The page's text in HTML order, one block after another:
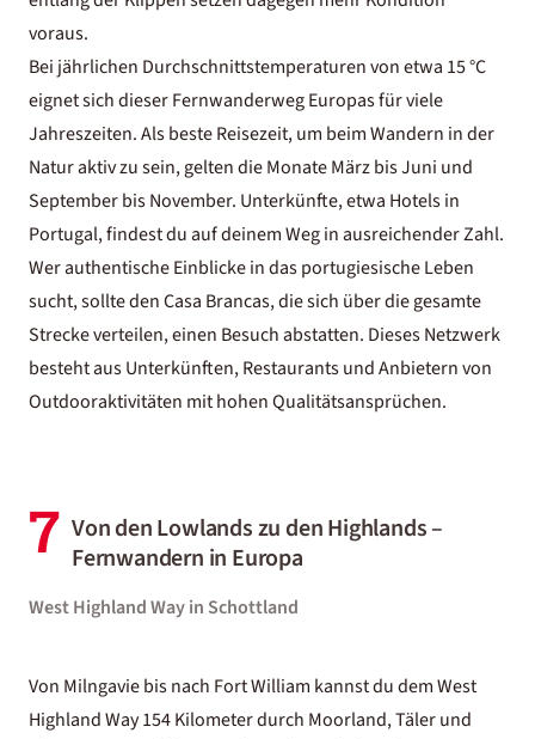
voraus.
Bei jährlichen Durchschnittstemperaturen von etwa 15 °C
eignet sich dieser Fernwanderweg Europas für viele
Jahreszeiten. Als beste Reisezeit, um beim Wandern in der
Natur aktiv zu sein, gelten die Monate März bis Juni und
September bis November. Unterkünfte, etwa Hotels in
Portugal, findest du auf deinem Weg in ausreichender Zahl.
Wer authentische Einblicke in das portugiesische Leben
sucht, sollte den Casa Brancas, die sich über die gesamte
Strecke verteilen, einen Besuch abstatten. Dieses Netzwerk
besteht aus Unterkünften, Restaurants und Anbietern von
Outdooraktivitäten mit hohen Qualitätsansprüchen.
7 Von den Lowlands zu den Highlands –
Fernwandern in Europa
West Highland Way in Schottland
Von Milngavie bis nach Fort William kannst du dem West
Highland Way 154 Kilometer durch Moorland, Täler und